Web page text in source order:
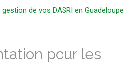
de vos DASRI en Guadeloupe
pour les